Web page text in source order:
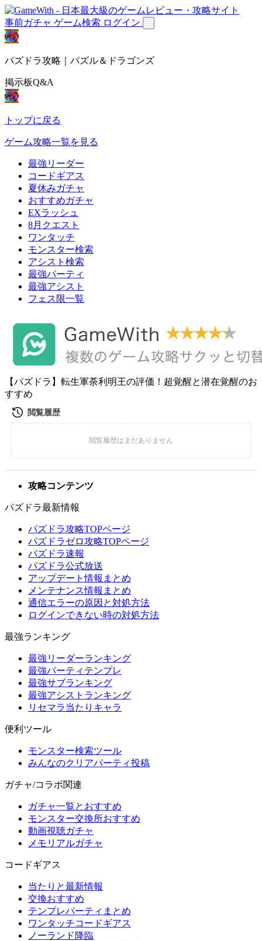
事前ガチャ ゲーム検索 ログイン
パズドラ攻略｜パズル＆ドラゴンズ
掲示板Q&A
トップに戻る
ゲーム攻略一覧を見る
最強リーダー
コードギアス
夏休みガチャ
おすすめガチャ
EXラッシュ
8月クエスト
ワンタッチ
モンスター検索
アシスト検索
最強パーティ
最強アシスト
フェス限一覧
【パズドラ】転生軍荼利明王の評価！超覚醒と潜在覚醒のお
すすめ
攻略コンテンツ
パズドラ最新情報
パズドラ攻略TOPページ
パズドラゼロ攻略TOPページ
パズドラ速報
パズドラ公式放送
アップデート情報まとめ
メンテナンス情報まとめ
通信エラーの原因と対処方法
ログインできない時の対処方法
最強ランキング
最強リーダーランキング
最強パーティテンプレ
最強サブランキング
最強アシストランキング
リセマラ当たりキャラ
便利ツール
モンスター検索ツール
みんなのクリアパーティ投稿
ガチャ/コラボ関連
ガチャ一覧とおすすめ
モンスター交換所おすすめ
動画視聴ガチャ
メモリアルガチャ
コードギアス
当たりと最新情報
交換おすすめ
テンプレパーティまとめ
ワンタッチコードギアス
ノーランド降臨